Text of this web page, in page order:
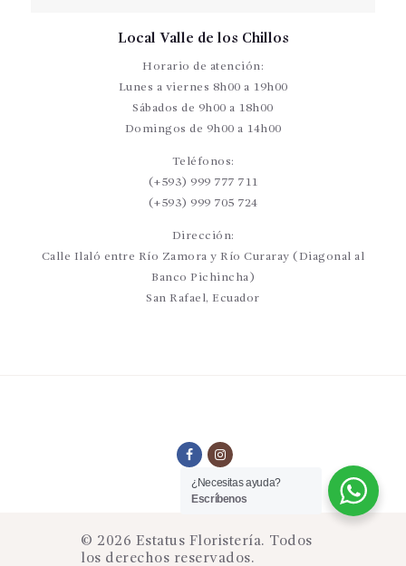
Local Valle de los Chillos
Horario de atención:
Lunes a viernes 8h00 a 19h00
Sábados de 9h00 a 18h00
Domingos de 9h00 a 14h00
Teléfonos:
(+593) 999 777 711
(+593) 999 705 724
Dirección:
Calle Ilaló entre Río Zamora y Río Curaray (Diagonal al
Banco Pichincha)
San Rafael, Ecuador
© 2026 Estatus Floristería. Todos
los derechos reservados.
¿Necesitas ayuda?
Escríbenos